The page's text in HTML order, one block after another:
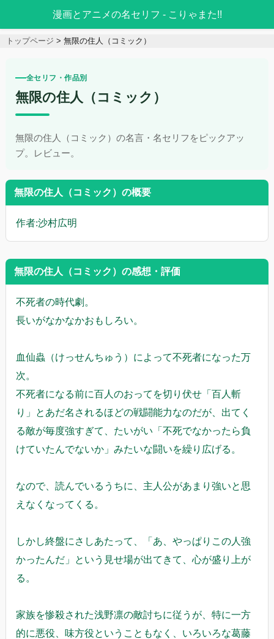
漫画とアニメの名セリフ - こりゃまた!!
トップページ 無限の住人（コミック）
全セリフ・作品別
無限の住人（コミック）
無限の住人（コミック）の名言・名セリフをピックアッ
プ。レビュー。
無限の住人（コミック）の概要
作者:沙村広明
無限の住人（コミック）の感想・評価
不死者の時代劇。
長いがなかなかおもしろい。
血仙蟲（けっせんちゅう）によって不死者になった万
次。
不死者になる前に百人のおってを切り伏せ「百人斬
り」とあだ名されるほどの戦闘能力なのだが、出てく
る敵が毎度強すぎて、たいがい「不死でなかったら負
けていたんでないか」みたいな闘いを繰り広げる。
なので、読んでいるうちに、主人公があまり強いと思
えなくなってくる。
しかし終盤にさしあたって、「あ、やっぱりこの人強
かったんだ」という見せ場が出てきて、心が盛り上が
る。
家族を惨殺された浅野凛の敵討ちに従うが、特に一方
的に悪役、味方役ということもなく、いろいろな葛藤